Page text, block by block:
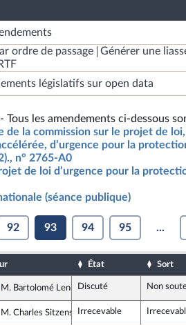
ordre de passage
Générer une
législatifs sur open data
Tous les amendements ci-dessous
de la commission sur le projet de
d’urgence pour la
n° 2765-A0
de loi d’urgence pour la
(séance publique)
92 93 94 95 ...
État Sort
des droites pour la République
M. Bartolomé LenoirDiscuté Non
pour la République
M. Charles SitzenstuhlIrrecevable